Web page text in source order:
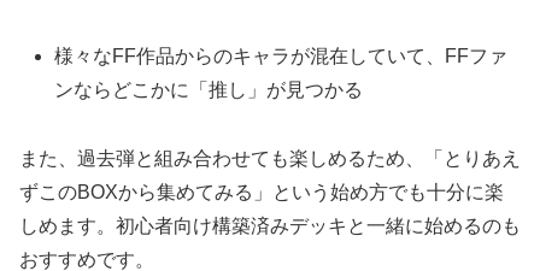
様々なFF作品からのキャラが混在していて、FFファ
ンならどこかに「推し」が見つかる
また、過去弾と組み合わせても楽しめるため、「とりあえ
ずこのBOXから集めてみる」という始め方でも十分に楽
しめます。初心者向け構築済みデッキと一緒に始めるのも
おすすめです。